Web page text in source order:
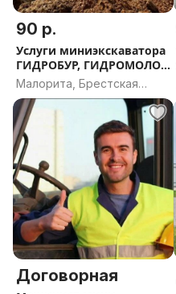
90 р.
Услуги миниэкскаватора
ГИДРОБУР, ГИДРОМОЛОТ
в МАЛОРИТЕ
Малорита, Брестская
область
Договорная